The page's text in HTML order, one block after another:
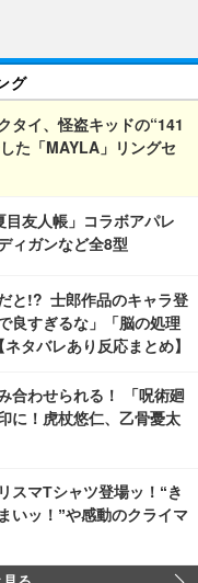
グ
タイ、怪盗キッドの“141
た「MAYLA」リングセ
目友人帳」コラボアパレ
ィガンなど全8型
と!? 士郎作品のキャラ登
良すぎるな」「脳の処理
タバレあり反応まとめ】
合わせられる！ 「呪術廻
に！虎杖悠仁、乙骨憂太
スマTシャツ登場ッ！“き
いッ！”や感動のクライマ